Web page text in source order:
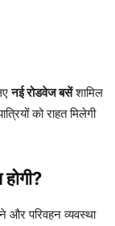
नई रोडवेज बसेंशामिल
को राहत मिलेगी
और परिवहन व्यवस्था